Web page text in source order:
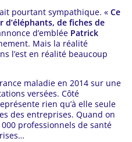
pourtant sympathique. «Ce
de fiches de
d’emblée Patrick
Mais la réalité
l’est en réalité beaucoup
maladie en 2014 sur une
versées. Côté
rien qu’à elle seule
des entreprises. Quand on
professionnels de santé